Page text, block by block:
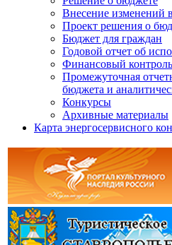
Внесение изменений
Проект решения о
Бюджет для граждан
Годовой отчет об
Финансовый контроль
Промежуточная
бюджета и
Конкурсы
Архивные материалы
Карта энергосервисного